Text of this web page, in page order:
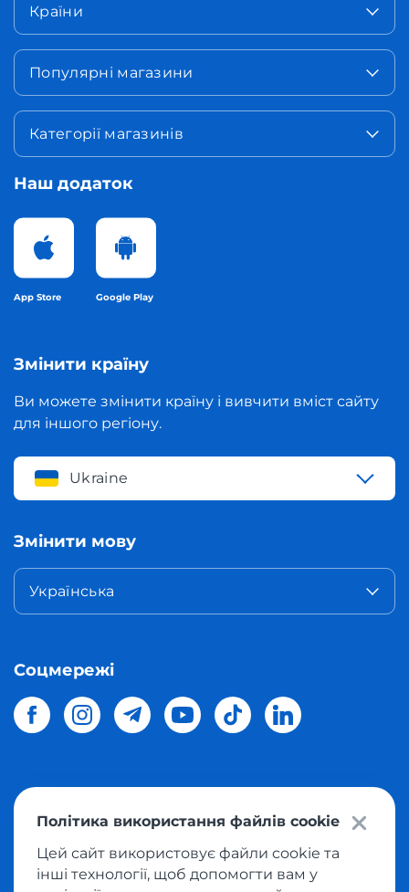
Країни
Популярні магазини
Категорії магазинів
Наш додаток
App Store Google Play
Змінити країну
Ви можете змінити країну і вивчити вміст сайту
для іншого регіону.
Ukraine
Змінити мову
Українська
Соцмережі
магазинів світу в Україну.Всі права захищені
Політика конфіденційності
Політика використання файлів cookie
Цей сайт використовує файли cookie та
інші технології, щоб допомогти вам у